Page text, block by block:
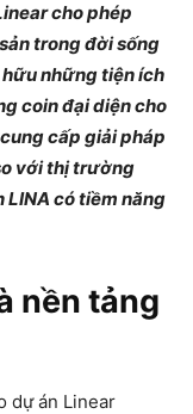
cho phép
trong đời sống
những tiện ích
coin đại diện cho
cấp giải pháp
với thị trường
có tiềm năng
nền tảng
dự án Linear